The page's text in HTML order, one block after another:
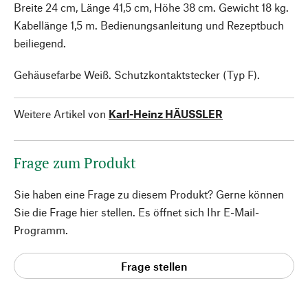
Breite 24 cm, Länge 41,5 cm, Höhe 38 cm. Gewicht 18 kg.
Kabellänge 1,5 m. Bedienungsanleitung und Rezeptbuch
beiliegend.
Gehäusefarbe Weiß. Schutzkontaktstecker (Typ F).
Weitere Artikel von Karl-Heinz HÄUSSLER
Frage zum Produkt
Sie haben eine Frage zu diesem Produkt? Gerne können
Sie die Frage hier stellen. Es öffnet sich Ihr E-Mail-
Programm.
Frage stellen